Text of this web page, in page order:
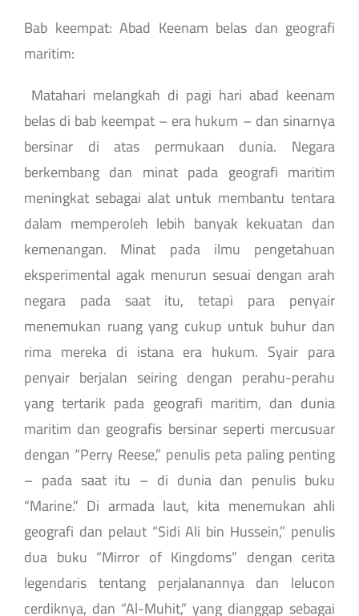
Bab keempat: Abad Keenam belas dan geografi
maritim:
Matahari melangkah di pagi hari abad keenam
belas di bab keempat – era hukum – dan sinarnya
bersinar di atas permukaan dunia. Negara
berkembang dan minat pada geografi maritim
meningkat sebagai alat untuk membantu tentara
dalam memperoleh lebih banyak kekuatan dan
kemenangan. Minat pada ilmu pengetahuan
eksperimental agak menurun sesuai dengan arah
negara pada saat itu, tetapi para penyair
menemukan ruang yang cukup untuk buhur dan
rima mereka di istana era hukum. Syair para
penyair berjalan seiring dengan perahu-perahu
yang tertarik pada geografi maritim, dan dunia
maritim dan geografis bersinar seperti mercusuar
dengan “Perry Reese,” penulis peta paling penting
– pada saat itu – di dunia dan penulis buku
“Marine.” Di armada laut, kita menemukan ahli
geografi dan pelaut “Sidi Ali bin Hussein,” penulis
dua buku “Mirror of Kingdoms” dengan cerita
legendaris tentang perjalanannya dan lelucon
cerdiknya, dan “Al-Muhit,” yang dianggap sebagai